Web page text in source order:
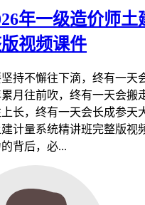
年一级造价师土
视频课件
持不懈往下滴，终有一天
月往前吹，终有一天会搬
长，终有一天会长成参天
计量系统精讲班完整版视
背后，必...